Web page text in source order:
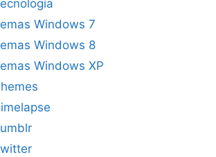
Windows 7
Windows 8
Windows XP